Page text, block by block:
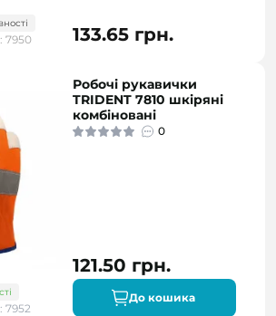
7950 133.65 грн.
7952
Робочі рукавички
TRIDENT 7810 шкіряні
комбіновані
0
121.50 грн.
До кошика